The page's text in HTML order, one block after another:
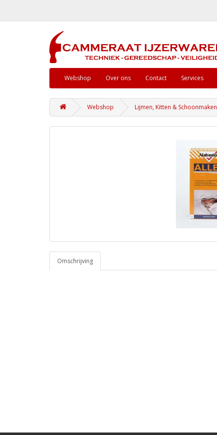
Webshop Over ons Contact Services
Webshop Lijmen, Kitten & Schoonmaken
Omschrijving